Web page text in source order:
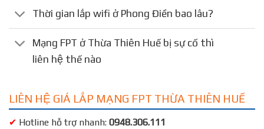
Thời gian lắp wifi ở Phong Điền bao lâu?
Mạng FPT ở Thừa Thiên Huế bị sự cố thì
liên hệ thế nào
LIÊN HỆ GIÁ LẮP MẠNG FPT THỪA THIÊN HUẾ
✔ Hotline hỗ trợ nhanh: 0948.306.111